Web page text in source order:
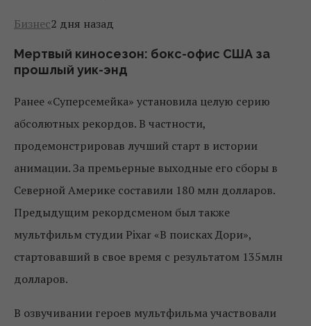
Бизнес2 дня назад
Мертвый киносезон: бокс-офис США за
прошлый уик-энд
Ранее «Суперсемейка» установила целую серию
абсолютных рекордов. В частности,
продемонстрировав лучший старт в истории
анимации. За премьерные выходные его сборы в
Северной Америке составили 180 млн долларов.
Предыдущим рекордсменом был также
мультфильм студии Pixar «В поисках Дори»,
стартовавший в свое время с результатом 135млн
долларов.
В озвучивании героев мультфильма участвовали